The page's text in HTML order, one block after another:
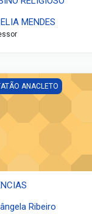
MENDES
ANACLETO
Ribeiro